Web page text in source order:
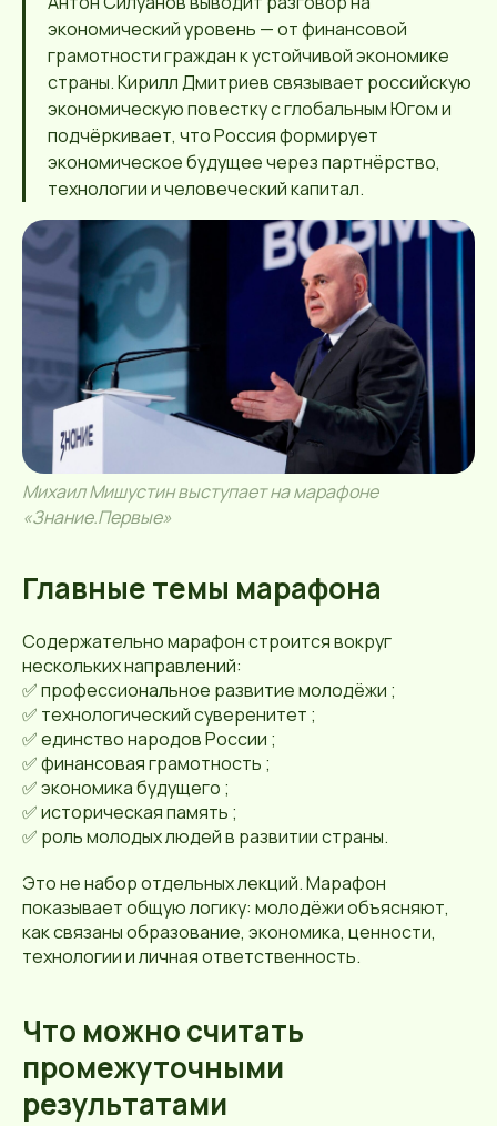
экономический уровень — от финансовой
грамотности граждан к устойчивой экономике
страны. Кирилл Дмитриев связывает российскую
экономическую повестку с глобальным Югом и
подчёркивает, что Россия формирует
экономическое будущее через партнёрство,
технологии и человеческий капитал.
Михаил Мишустин выступает на марафоне
«Знание.Первые»
Главные темы марафона
Содержательно марафон строится вокруг
нескольких направлений:
✅ профессиональное развитие молодёжи ;
✅ технологический суверенитет ;
✅ единство народов России ;
✅ финансовая грамотность ;
✅ экономика будущего ;
✅ историческая память ;
✅ роль молодых людей в развитии страны.
Это не набор отдельных лекций. Марафон
показывает общую логику: молодёжи объясняют,
как связаны образование, экономика, ценности,
технологии и личная ответственность.
Что можно считать
промежуточными
результатами